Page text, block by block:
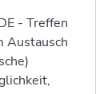
- Treffen
Austausch